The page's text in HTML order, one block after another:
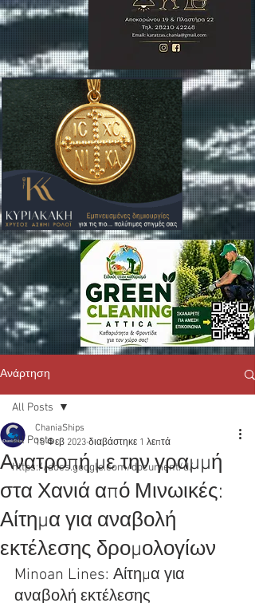
Ανάρτηση
All Posts
https://docs.google.com/document/d/
All Posts
Ανατροπή με την γραμμή
στα Χανιά από Μινωικές:
Αίτημα για αναβολή
εκτέλεσης δρομολογίων
ChaniaShips
10 Φεβ 2023 διαβάστηκε 1 λεπτά
Minoan Lines: Αίτημα για
αναβολή εκτέλεσης